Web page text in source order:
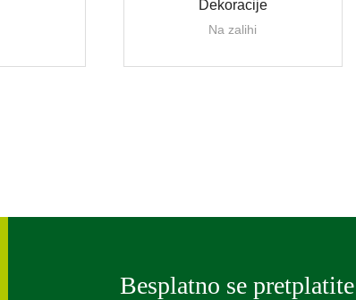
Dekoracije
Na zalihi
Besplatno se